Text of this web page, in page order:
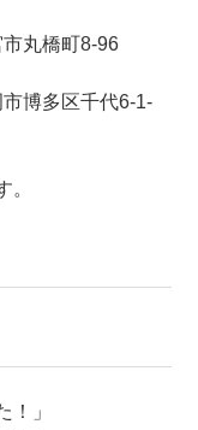
市丸橋町8-96
博多区千代6-1-
。
！」